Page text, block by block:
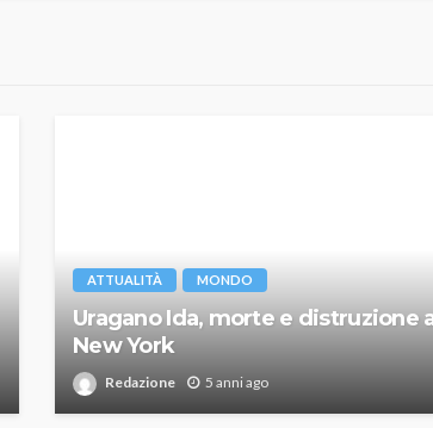
ATTUALITÀ MONDO
Uragano Ida, morte e distruzione
New York
Redazione 5 anni ago